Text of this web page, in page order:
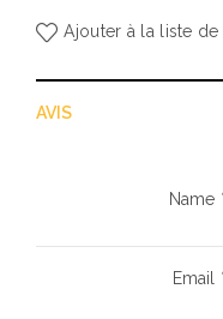
Ajouter à la liste de
AVIS
Name
Email